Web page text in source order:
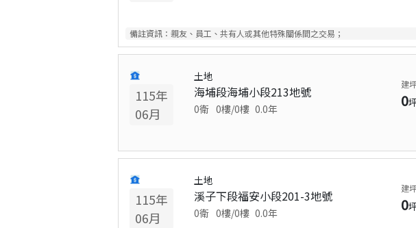
備註資訊： 親友、員工、共有人或其他特殊關係間之交易；
115年
06月
土地
海埔段海埔小段213地號
0衛 0樓/0樓 0.0年
建
0
115年
06月
土地
溪子下段福安小段201-3地號
0衛 0樓/0樓 0.0年
建
0